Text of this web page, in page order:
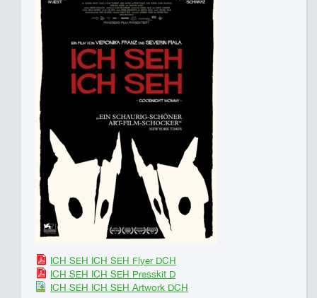
ICH SEH ICH SEH Flyer DCH
ICH SEH ICH SEH Presskit D
ICH SEH ICH SEH Artwork DCH